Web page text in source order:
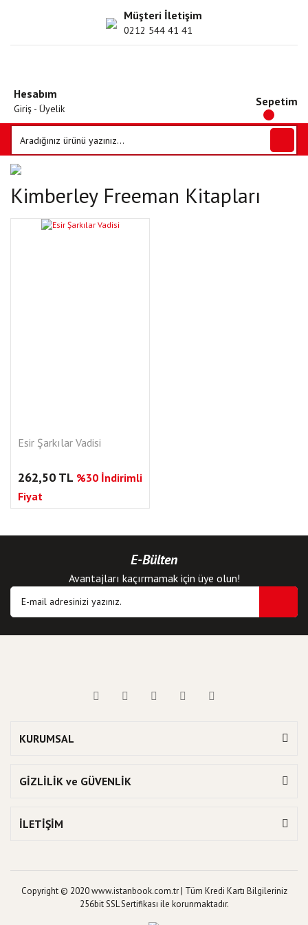
Müşteri İletişim
0212 544 41 41
Hesabım
Giriş - Üyelik
Sepetim
Kimberley Freeman Kitapları
Esir Şarkılar Vadisi
262,50 TL %30 İndirimli
Fiyat
E-Bülten
Avantajları kaçırmamak için üye olun!
KURUMSAL
GİZLİLİK ve GÜVENLİK
İLETİŞİM
Copyright © 2020 www.istanbook.com.tr | Tüm Kredi Kartı Bilgileriniz
256bit SSL Sertifikası ile korunmaktadır.